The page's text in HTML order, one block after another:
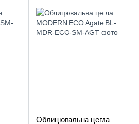
Облицювальна цегла